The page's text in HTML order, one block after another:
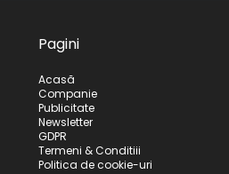
Pagini
Acasă
Companie
Publicitate
Newsletter
GDPR
Termeni & Conditiii
Politica de cookie-uri